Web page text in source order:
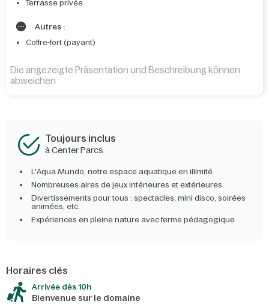
Terrasse privée
Autres :
Coffre-fort (payant)
Die angezeigte Präsentation und Beschreibung können
abweichen
Toujours inclus
à Center Parcs
L'Aqua Mundo, notre espace aquatique en illimité
Nombreuses aires de jeux intérieures et extérieures
Divertissements pour tous : spectacles, mini disco, soirées
animées, etc.
Expériences en pleine nature avec ferme pédagogique
Horaires clés
Arrivée dès 10h​
Bienvenue sur le domaine​